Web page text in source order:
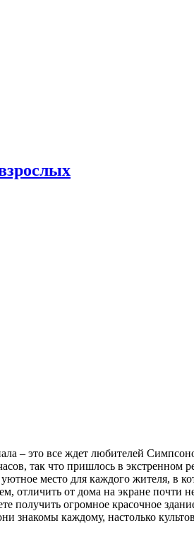
– это все ждет любителей
так что пришлось в
уютное место для каждого жителя, в
отличить от дома на экране почти
огромное красочное
знакомы каждому, настолько